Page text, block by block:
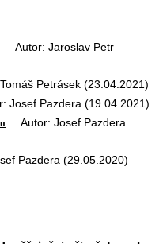
Autor: Jaroslav Petr
Petrásek (23.04.2021)
Pazdera (19.04.2021)
Autor: Josef Pazdera
Pazdera (29.05.2020)